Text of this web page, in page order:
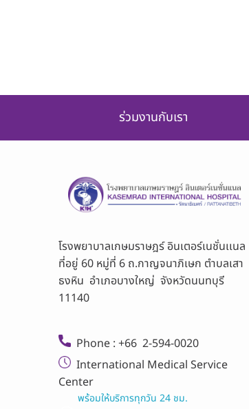
ร่วมงานกับเรา
โรงพยาบาลเกษมราษฎร์ อินเตอร์เนชั่นเเนล
ที่อยู่ 60 หมู่ที่ 6 ถ.กาญจนาภิเษก ตำบลเสา
ธงหิน อำเภอบางใหญ่ จังหวัดนนทบุรี
11140
Phone : +66 2-594-0020
International Medical Service
Center
พร้อมให้บริการทุกวัน 24 ชม.